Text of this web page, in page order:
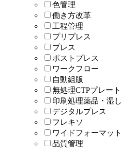
色管理
働き方改革
工程管理
プリプレス
プレス
ポストプレス
ワークフロー
自動組版
無処理CTPプレート
印刷処理薬品・湿
デジタルプレス
フレキソ
ワイドフォーマッ
品質管理